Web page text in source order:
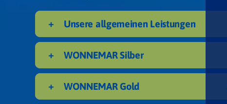
Ebene 3 Platzhalter
Unsere allgemeinen Leistungen
WONNEMAR Silber
WONNEMAR Gold